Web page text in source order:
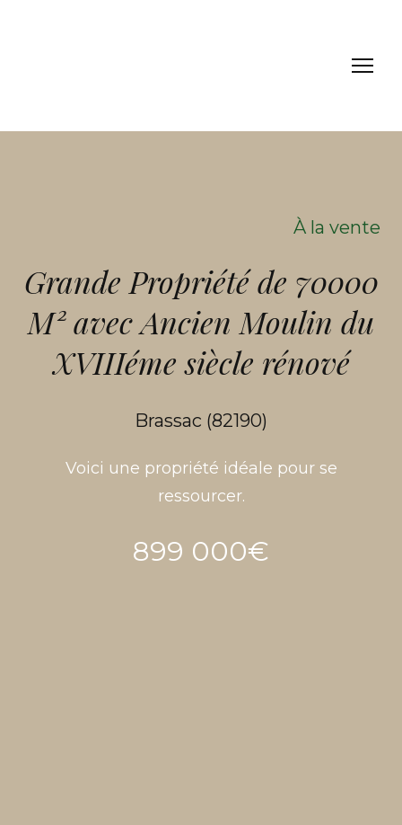
À la vente
Grande Propriété de 70000
M² avec Ancien Moulin du
XVIIIéme siècle rénové
Brassac (82190)
Voici une propriété idéale pour se
ressourcer.
899 000€